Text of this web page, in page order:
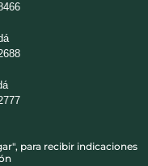
para recibir indicaciones